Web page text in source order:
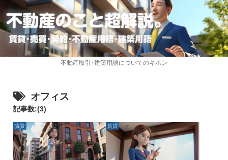
不動産取引･建築用語についてのキホン
オフィス
記事数:(3)
賃貸 賃貸